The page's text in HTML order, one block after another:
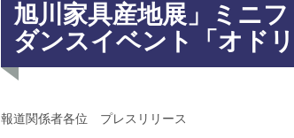
旭川家具産地展」ミニ
ダンスイベント「オド
報道関係者各位 プレスリリース